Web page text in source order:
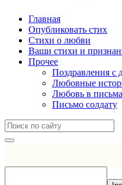
Главная
Опубликовать стих
Стихи о любви
Ваши стихи и
Прочее
Поздравления с
Любовные
Любовь в
Письмо солдату